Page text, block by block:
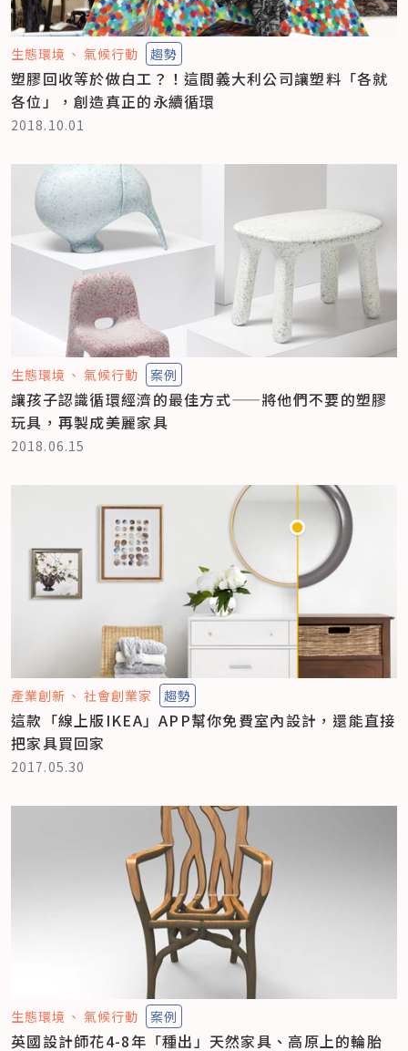
生態環境 氣候行動 趨勢
塑膠回收等於做白工？！這間義大利公司讓塑料「各就
各位」，創造真正的永續循環
2018.10.01
生態環境 氣候行動 案例
讓孩子認識循環經濟的最佳方式——將他們不要的塑膠
玩具，再製成美麗家具
2018.06.15
產業創新 社會創業家 趨勢
這款「線上版IKEA」APP幫你免費室內設計，還能直接
把家具買回家
2017.05.30
生態環境 氣候行動 案例
英國設計師花4-8年「種出」天然家具、高原上的輪胎